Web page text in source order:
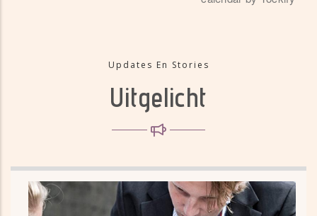
Updates En Stories
Uitgelicht